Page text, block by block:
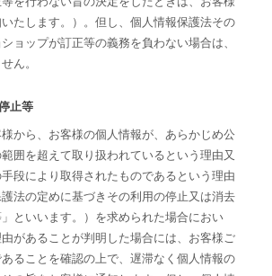
たします。）。但し、個人情報保護法その
ョップが訂正等の義務を負わない場合は、
ん。
止等
から、お客様の個人情報が、あらかじめ公
囲を超えて取り扱われているという理由又
段により取得されたものであるという理由
法の定めに基づきその利用の停止又は消去
」といいます。）を求められた場合におい
があることが判明した場合には、お客様ご
ることを確認の上で、遅滞なく個人情報の